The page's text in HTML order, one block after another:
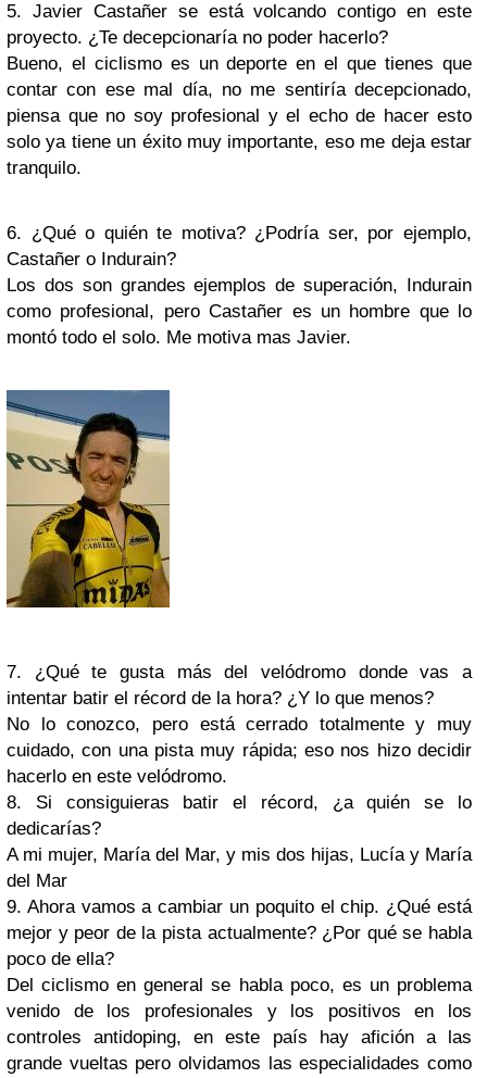
5. Javier Castañer se está volcando contigo en este
proyecto. ¿Te decepcionaría no poder hacerlo?
Bueno, el ciclismo es un deporte en el que tienes que
contar con ese mal día, no me sentiría decepcionado,
piensa que no soy profesional y el echo de hacer esto
solo ya tiene un éxito muy importante, eso me deja estar
tranquilo.
6. ¿Qué o quién te motiva? ¿Podría ser, por ejemplo,
Castañer o Indurain?
Los dos son grandes ejemplos de superación, Indurain
como profesional, pero Castañer es un hombre que lo
montó todo el solo. Me motiva mas Javier.
7. ¿Qué te gusta más del velódromo donde vas a
intentar batir el récord de la hora? ¿Y lo que menos?
No lo conozco, pero está cerrado totalmente y muy
cuidado, con una pista muy rápida; eso nos hizo decidir
hacerlo en este velódromo.
8. Si consiguieras batir el récord, ¿a quién se lo
dedicarías?
A mi mujer, María del Mar, y mis dos hijas, Lucía y María
del Mar
9. Ahora vamos a cambiar un poquito el chip. ¿Qué está
mejor y peor de la pista actualmente? ¿Por qué se habla
poco de ella?
Del ciclismo en general se habla poco, es un problema
venido de los profesionales y los positivos en los
controles antidoping, en este país hay afición a las
grande vueltas pero olvidamos las especialidades como